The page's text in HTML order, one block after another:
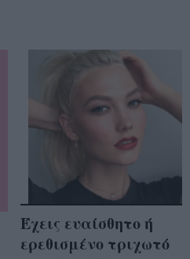
Έχεις ευαίσθητο ή
ερεθισμένο τριχωτό